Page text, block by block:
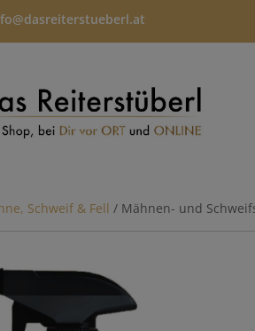
Schweif & Fell / Mähnen- und